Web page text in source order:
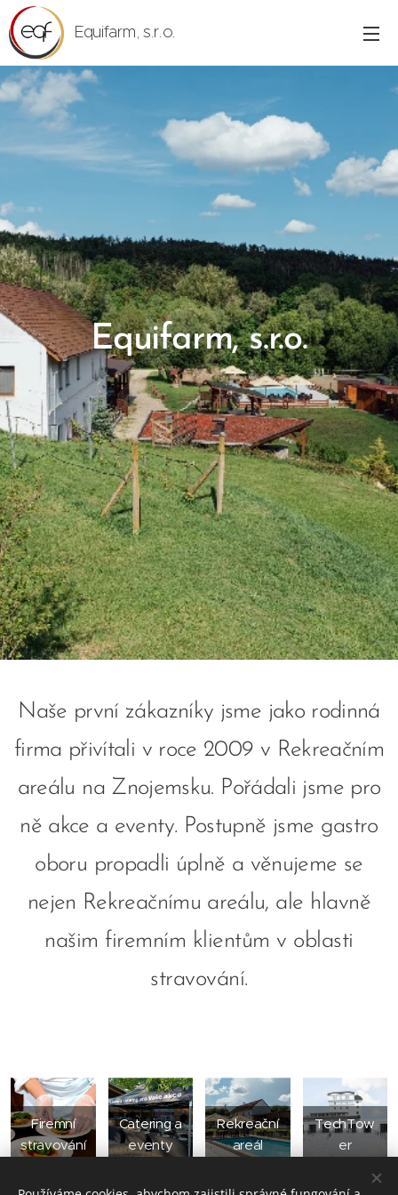
Equifarm, s.r.o.
Equifarm, s.r.o.
Naše první zákazníky jsme jako rodinná
firma přivítali v roce 2009 v Rekreačním
areálu na Znojemsku. Pořádali jsme pro
ně akce a eventy. Postupně jsme gastro
oboru propadli úplně a věnujeme se
nejen Rekreačnímu areálu, ale hlavně
našim firemním klientům v oblasti
stravování.
Firemní
stravování
Catering a
eventy
Rekreační
areál
TechTow
er